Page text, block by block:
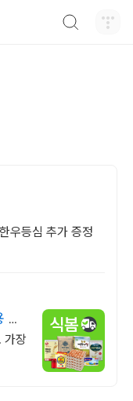
우등심 추가 증정
특
가장